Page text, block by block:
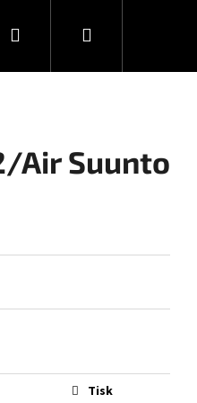
DÁRKOVÉ
PřihlášeníNákupní
Air Suunto
Tisk